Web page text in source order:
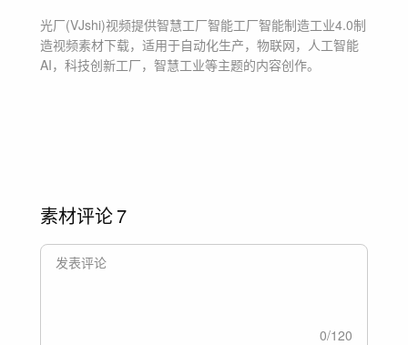
光厂(VJshi)视频提供智慧工厂智能工厂智能制造工业4.0制
造视频素材下载，适用于自动化生产，物联网，人工智能
AI，科技创新工厂，智慧工业等主题的内容创作。
素材评论7
0/120